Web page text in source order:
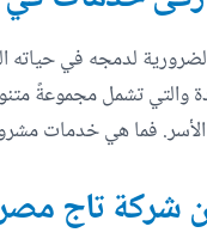
لدمجه في حياته
والتي تشمل مجموعةً
الأسر. فما هي
شركة تاج